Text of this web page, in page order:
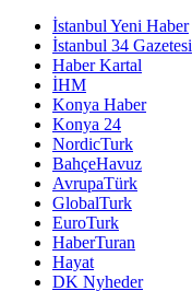
İstanbul Yeni Haber
İstanbul 34 Gazetesi
Haber Kartal
İHM
Konya Haber
Konya 24
NordicTurk
BahçeHavuz
AvrupaTürk
GlobalTurk
EuroTurk
HaberTuran
Hayat
DK Nyheder